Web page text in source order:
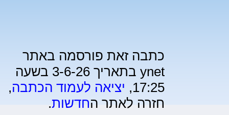
כתבה זאת פורסמה באתר
ynet בתאריך 3-6-26 בשעה
17:25, יציאה לעמוד הכתבה,
חזרה לאתר החדשות.